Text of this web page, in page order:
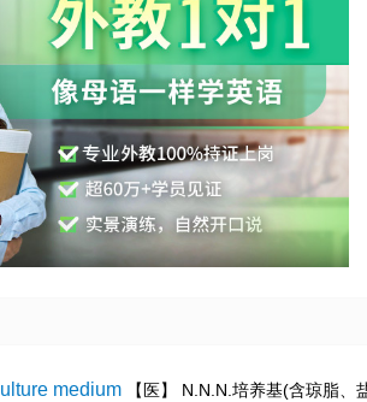
medium 【医】 N.N.N.培养基(含琼脂